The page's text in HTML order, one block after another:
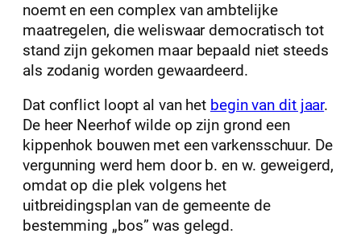
noemt en een complex van ambtelijke
maatregelen, die weliswaar democratisch tot
stand zijn gekomen maar bepaald niet steeds
als zodanig worden gewaardeerd.
Dat conflict loopt al van het begin van dit jaar.
De heer Neerhof wilde op zijn grond een
kippenhok bouwen met een varkensschuur. De
vergunning werd hem door b. en w. geweigerd,
omdat op die plek volgens het
uitbreidingsplan van de gemeente de
bestemming „bos” was gelegd.